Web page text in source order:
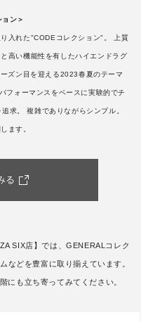
ン＞
入れた"CODEコレクション"。 上質
高い機能性を有したハイエンドラグ
ズン目を迎える2023春夏のテーマ
フォーマンスをベースに実験的でチ
求。 複雑でありながらシンプル。
ます。
る
SIX店】では、GENERALコレク
などを豊富に取り揃えています。
にも立ち寄ってみてください。